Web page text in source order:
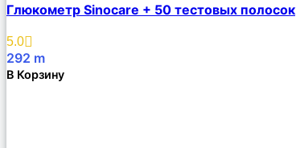
Глюкометр Sinocare + 50 тестовых полосок
5.0
292 m
В Корзину